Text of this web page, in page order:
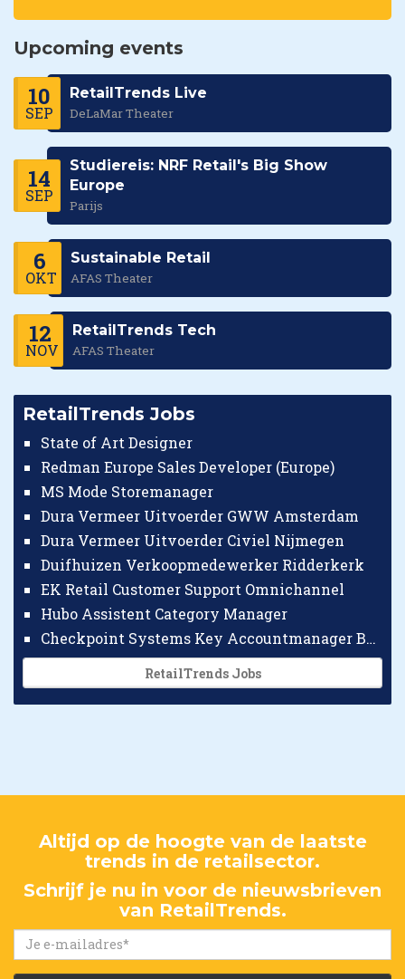
Upcoming events
10
SEP
RetailTrends Live
DeLaMar Theater
14
SEP
Studiereis: NRF Retail's Big Show
Europe
Parijs
6
OKT
Sustainable Retail
AFAS Theater
12
NOV
RetailTrends Tech
AFAS Theater
RetailTrends Jobs
State of Art Designer
Redman Europe Sales Developer (Europe)
MS Mode Storemanager
Dura Vermeer Uitvoerder GWW Amsterdam
Dura Vermeer Uitvoerder Civiel Nijmegen
Duifhuizen Verkoopmedewerker Ridderkerk
EK Retail Customer Support Omnichannel
Hubo Assistent Category Manager
Checkpoint Systems Key Accountmanager Benelux
RetailTrends Jobs
Altijd op de hoogte van de laatste
trends in de retailsector.
Schrijf je nu in voor de nieuwsbrieven
van RetailTrends.